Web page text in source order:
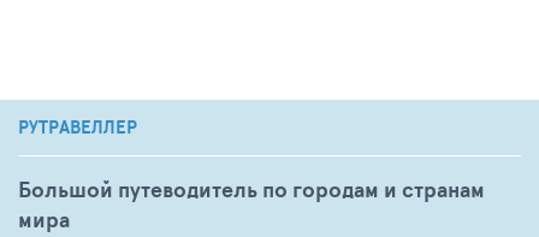
РУТРАВЕЛЛЕР
Большой путеводитель по городам и странам
мира